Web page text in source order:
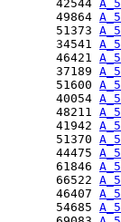
42544
49864
51373
34541
46421
37189
51600
40054
48211
41942
51370
44475
61846
66522
46407
54685